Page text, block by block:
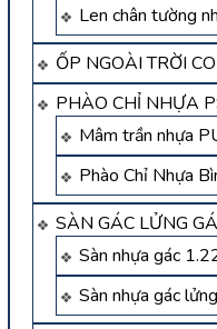
Len chân tường
ỐP NGOÀI TRỜI
PHÀO CHỈ NHỰA
Mâm trần nhựa
Phào Chỉ Nhựa
SÀN GÁC LỬNG
Sàn nhựa gác
Sàn nhựa gác